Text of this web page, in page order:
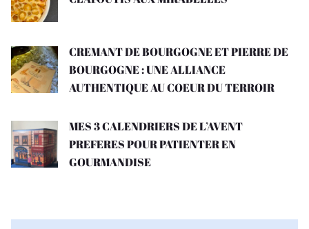
CREMANT DE BOURGOGNE ET PIERRE DE
BOURGOGNE : UNE ALLIANCE
AUTHENTIQUE AU COEUR DU TERROIR
MES 3 CALENDRIERS DE L’AVENT
PREFERES POUR PATIENTER EN
GOURMANDISE